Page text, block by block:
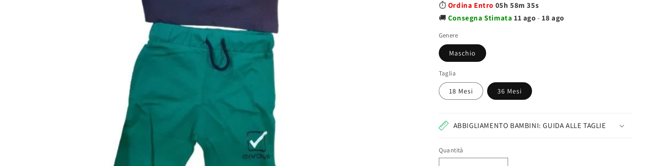
⏱️ Ordina Entro 05h 58m 34s
🚚 Consegna Stimata11 ago -18 ago
Genere
Maschio
Taglia
18 Mesi 36 Mesi
ABBIGLIAMENTO BAMBINI: GUIDA ALLE TAGLIE
Quantità